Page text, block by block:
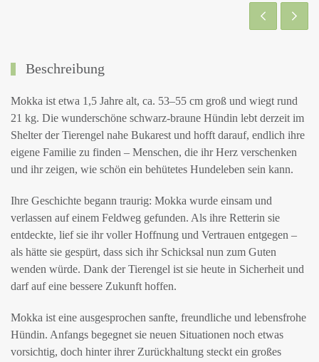
Beschreibung
Mokka ist etwa 1,5 Jahre alt, ca. 53–55 cm groß und wiegt rund
21 kg. Die wunderschöne schwarz-braune Hündin lebt derzeit im
Shelter der Tierengel nahe Bukarest und hofft darauf, endlich ihre
eigene Familie zu finden – Menschen, die ihr Herz verschenken
und ihr zeigen, wie schön ein behütetes Hundeleben sein kann.
Ihre Geschichte begann traurig: Mokka wurde einsam und
verlassen auf einem Feldweg gefunden. Als ihre Retterin sie
entdeckte, lief sie ihr voller Hoffnung und Vertrauen entgegen –
als hätte sie gespürt, dass sich ihr Schicksal nun zum Guten
wenden würde. Dank der Tierengel ist sie heute in Sicherheit und
darf auf eine bessere Zukunft hoffen.
Mokka ist eine ausgesprochen sanfte, freundliche und lebensfrohe
Hündin. Anfangs begegnet sie neuen Situationen noch etwas
vorsichtig, doch hinter ihrer Zurückhaltung steckt ein großes